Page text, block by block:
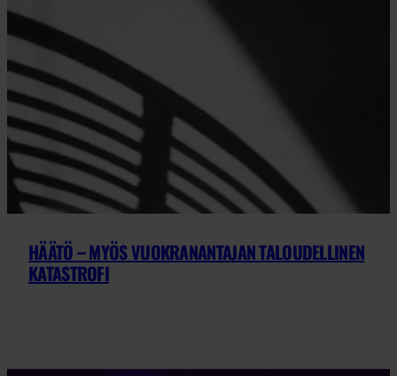
HÄÄTÖ – MYÖS VUOKRANANTAJAN TALOUDELLINEN
KATASTROFI